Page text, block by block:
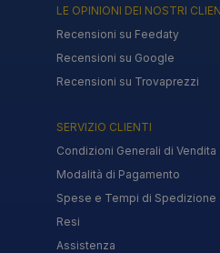
LE OPINIONI DEI NOSTRI
Recensioni su Feedaty
Recensioni su Google
Recensioni su Trovaprezzi
SERVIZIO CLIENTI
Condizioni Generali di Vendita
Modalità di Pagamento
Spese e Tempi di Spedizione
Resi
Assistenza